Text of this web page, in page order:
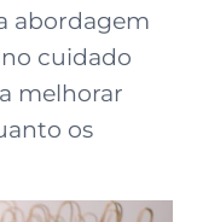
abordagem
cuidado
melhorar
os